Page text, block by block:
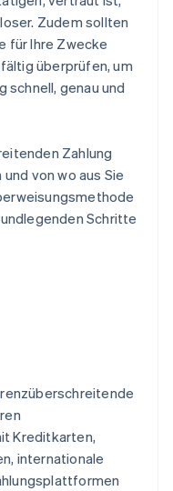
Zudem sollten
für Ihre Zwecke
überprüfen, um
schnell, genau und
Zahlung
von wo aus Sie
Schritte
Kreditkarten,
internationale